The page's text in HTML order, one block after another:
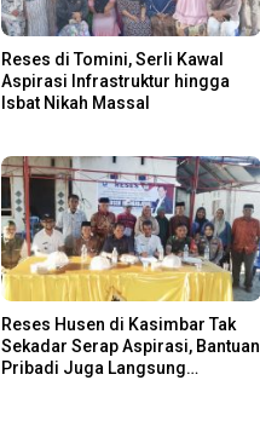
Reses di Tomini, Serli Kawal
Aspirasi Infrastruktur hingga
Isbat Nikah Massal
Reses Husen di Kasimbar Tak
Sekadar Serap Aspirasi, Bantuan
Pribadi Juga Langsung